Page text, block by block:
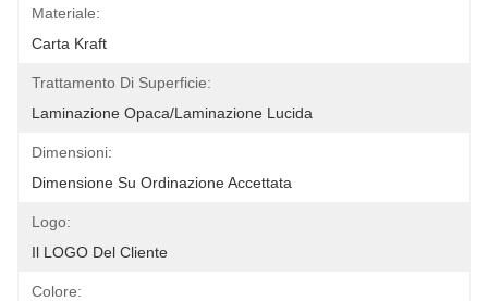
Materiale:
Carta Kraft
Trattamento Di Superficie:
Laminazione Opaca/laminazione Lucida
Dimensioni:
Dimensione Su Ordinazione Accettata
Logo:
Il LOGO Del Cliente
Colore: